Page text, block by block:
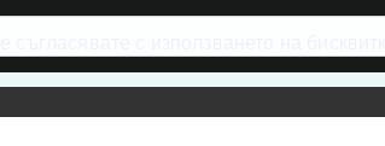
с използването на